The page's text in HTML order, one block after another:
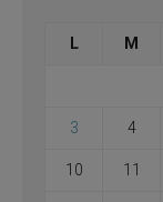
L M
3 4
10 11